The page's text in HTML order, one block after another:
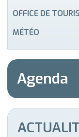
OFFICE DE
MÉTÉO
Agenda